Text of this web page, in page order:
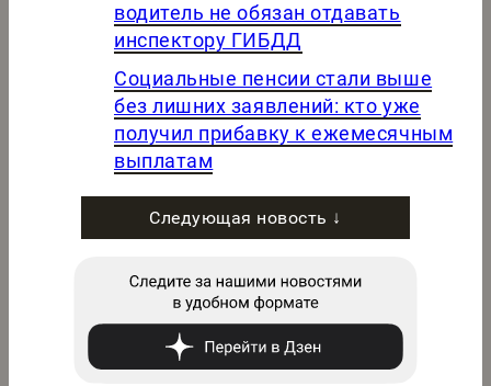
водитель не обязан отдавать
инспектору ГИБДД
Социальные пенсии стали выше
без лишних заявлений: кто уже
получил прибавку к ежемесячным
выплатам
Следующая новость ↓